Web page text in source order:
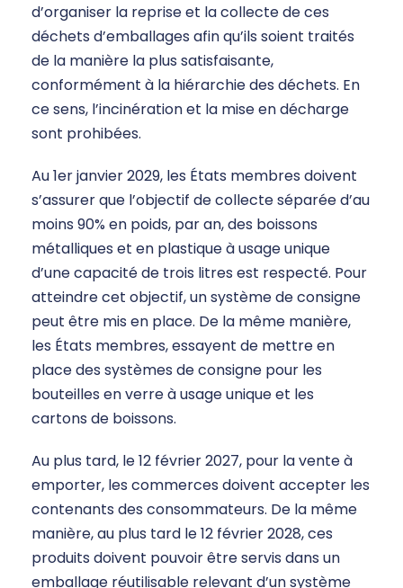
d’organiser la reprise et la collecte de ces
déchets d’emballages afin qu’ils soient traités
de la manière la plus satisfaisante,
conformément à la hiérarchie des déchets. En
ce sens, l’incinération et la mise en décharge
sont prohibées.
Au 1er janvier 2029, les États membres doivent
s’assurer que l’objectif de collecte séparée d’au
moins 90% en poids, par an, des boissons
métalliques et en plastique à usage unique
d’une capacité de trois litres est respecté. Pour
atteindre cet objectif, un système de consigne
peut être mis en place. De la même manière,
les États membres, essayent de mettre en
place des systèmes de consigne pour les
bouteilles en verre à usage unique et les
cartons de boissons.
Au plus tard, le 12 février 2027, pour la vente à
emporter, les commerces doivent accepter les
contenants des consommateurs. De la même
manière, au plus tard le 12 février 2028, ces
produits doivent pouvoir être servis dans un
emballage réutilisable relevant d’un système